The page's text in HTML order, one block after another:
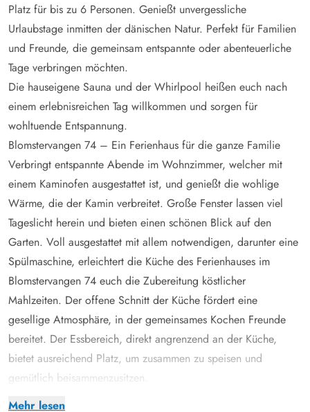
Mehr lesen
Platz für bis zu 6 Personen. Genießt unvergessliche
Urlaubstage inmitten der dänischen Natur. Perfekt für Familien
und Freunde, die gemeinsam entspannte oder abenteuerliche
Tage verbringen möchten.
Die hauseigene Sauna und der Whirlpool heißen euch nach
einem erlebnisreichen Tag willkommen und sorgen für
wohltuende Entspannung.
Blomstervangen 74 – Ein Ferienhaus für die ganze Familie
Verbringt entspannte Abende im Wohnzimmer, welcher mit
einem Kaminofen ausgestattet ist, und genießt die wohlige
Wärme, die der Kamin verbreitet. Große Fenster lassen viel
Tageslicht herein und bieten einen schönen Blick auf den
Garten. Voll ausgestattet mit allem notwendigen, darunter eine
Spülmaschine, erleichtert die Küche des Ferienhauses im
Blomstervangen 74 euch die Zubereitung köstlicher
Mahlzeiten. Der offene Schnitt der Küche fördert eine
gesellige Atmosphäre, in der gemeinsames Kochen Freunde
bereitet. Der Essbereich, direkt angrenzend an der Küche,
bietet ausreichend Platz, um zusammen zu speisen und
gemütlich beisammenzusitzen.
Insgesamt 3 Schlafzimmer bieten euch mit 2 Doppelbetten und